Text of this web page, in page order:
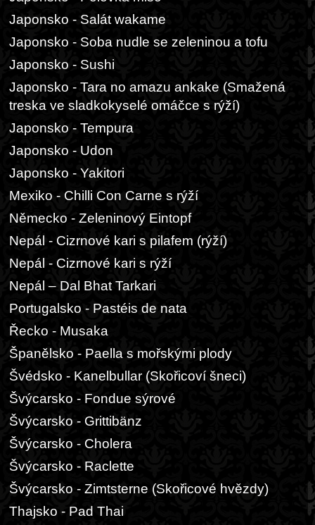
Japonsko - Salát wakame
Japonsko - Soba nudle se zeleninou a tofu
Japonsko - Sushi
Japonsko - Tara no amazu ankake (Smažená
treska ve sladkokyselé omáčce s rýží)
Japonsko - Tempura
Japonsko - Udon
Japonsko - Yakitori
Mexiko - Chilli Con Carne s rýží
Německo - Zeleninový Eintopf
Nepál - Cizrnové kari s pilafem (rýží)
Nepál - Cizrnové kari s rýží
Nepál – Dal Bhat Tarkari
Portugalsko - Pastéis de nata
Řecko - Musaka
Španělsko - Paella s mořskými plody
Švédsko - Kanelbullar (Skořicoví šneci)
Švýcarsko - Fondue sýrové
Švýcarsko - Grittibänz
Švýcarsko - Cholera
Švýcarsko - Raclette
Švýcarsko - Zimtsterne (Skořicové hvězdy)
Thajsko - Pad Thai